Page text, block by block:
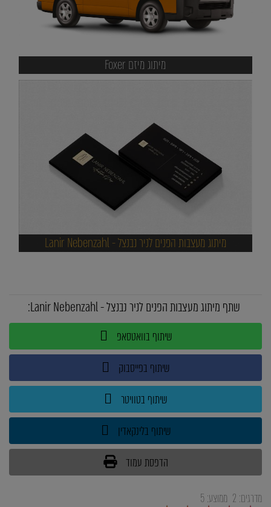
מיתוג מיזם Foxer
מיתוג מעצבות הפנים לניר נבנצל - Lanir Nebenzahl
שתף מיתוג מעצבות הפנים לניר נבנצל - Lanir Nebenzahl:
שיתוף בוואטסאפ
שיתוף בפייסבוק
שיתוף בטוויטר
שיתוף בלינקאדין
הדפסת עמוד
מדרגים: 2 ממוצע:5